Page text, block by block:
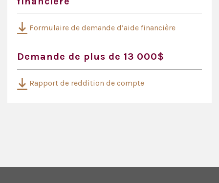
Formulaire de demande d’aide financière
Demande de plus de 13 000$
Rapport de reddition de compte